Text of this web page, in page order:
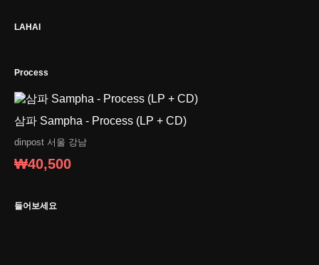
LAHAI
Process
삼파 Sampha - Process (LP + CD)
dinpost 서울 강남
₩40,500
들어보세요